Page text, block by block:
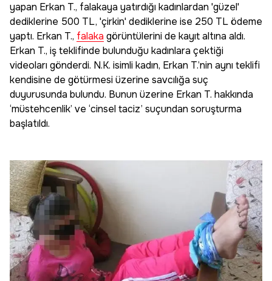
yapan Erkan T., falakaya yatırdığı kadınlardan 'güzel'
dediklerine 500 TL, 'çirkin' dediklerine ise 250 TL ödeme
yaptı. Erkan T., falaka görüntülerini de kayıt altına aldı.
Erkan T., iş teklifinde bulunduğu kadınlara çektiği
videoları gönderdi. N.K. isimli kadın, Erkan T.’nin aynı teklifi
kendisine de götürmesi üzerine savcılığa suç
duyurusunda bulundu. Bunun üzerine Erkan T. hakkında
‘müstehcenlik’ ve ‘cinsel taciz’ suçundan soruşturma
başlatıldı.